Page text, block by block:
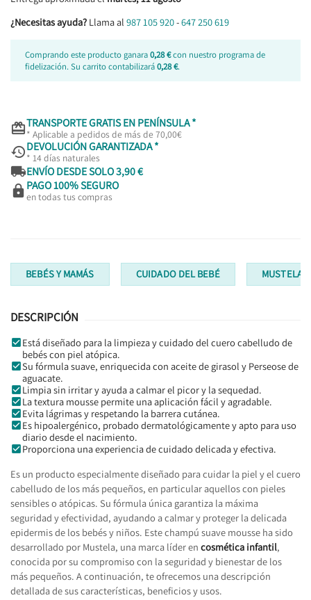
¿Necesitas ayuda? Llama al 987 105 920-647 250 619
Comprando este producto ganara0,28 €con nuestro programa de
fidelización. Su carrito contabilizará0,28 €.
TRANSPORTE GRATIS EN PENÍNSULA *
* Aplicable a pedidos de más de 70,00€
DEVOLUCIÓN GARANTIZADA *
* 14 días naturales
ENVÍO DESDE SOLO 3,90 €
 PAGO 100% SEGURO
en todas tus compras
BEBÉS Y MAMÁS CUIDADO DEL BEBÉ MUSTELA
DESCRIPCIÓN
Está diseñado para la limpieza y cuidado del cuero cabelludo de
bebés con piel atópica.
Su fórmula suave, enriquecida con aceite de girasol y Perseose de
aguacate.
Limpia sin irritar y ayuda a calmar el picor y la sequedad.
La textura mousse permite una aplicación fácil y agradable.
Evita lágrimas y respetando la barrera cutánea.
Es hipoalergénico, probado dermatológicamente y apto para uso
diario desde el nacimiento.
Proporciona una experiencia de cuidado delicada y efectiva.
Es un producto especialmente diseñado para cuidar la piel y el cuero
cabelludo de los más pequeños, en particular aquellos con pieles
sensibles o atópicas. Su fórmula única garantiza la máxima
seguridad y efectividad, ayudando a calmar y proteger la delicada
epidermis de los bebés y niños. Este champú suave mousse ha sido
desarrollado por Mustela, una marca líder en cosmética infantil,
conocida por su compromiso con la seguridad y bienestar de los
más pequeños. A continuación, te ofrecemos una descripción
detallada de sus características, beneficios y usos.